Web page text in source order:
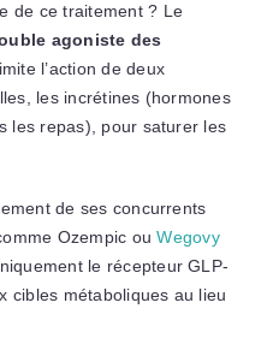
de ce traitement ? Le
agoniste des
l’action de deux
les incrétines (hormones
les repas), pour saturer les
de ses concurrents
Ozempic ouWegovy
le récepteur GLP-
cibles métaboliques au lieu